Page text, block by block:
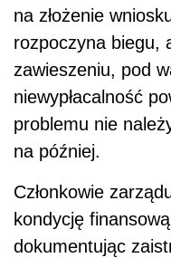
na złożenie
rozpoczyna biegu,
zawieszeniu, pod
niewypłacalność
problemu nie
na później.
Członkowie
kondycję
dokumentując